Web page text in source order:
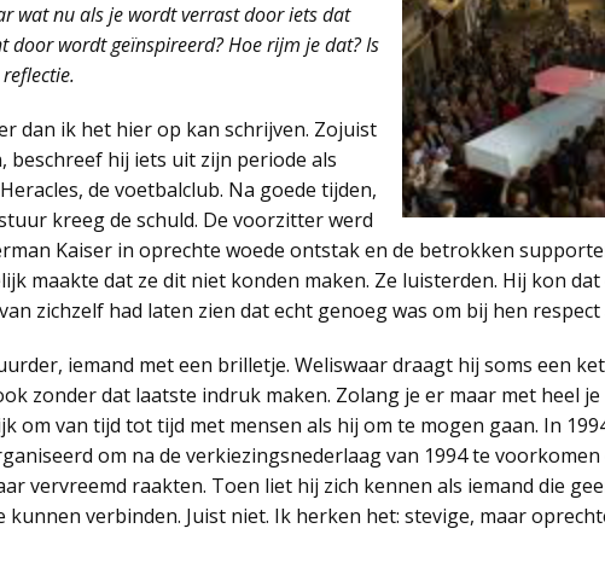
wat nu als je wordt verrast door iets dat
door wordt geïnspireerd? Hoe rijm je dat? Is
dan ik het hier op kan schrijven. Zojuist
hij iets uit zijn periode als
de voetbalclub. Na goede tijden,
kreeg de schuld. De voorzitter werd
Kaiser in oprechte woede ontstak en de betrokken
maakte dat ze dit niet konden maken. Ze luisterden. Hij kon
zichzelf had laten zien dat echt genoeg was om bij hen
iemand met een brilletje. Weliswaar draagt hij soms een
zonder dat laatste indruk maken. Zolang je er maar met heel
om van tijd tot tijd met mensen als hij om te mogen gaan. In
om na de verkiezingsnederlaag van 1994 te
vervreemd raakten. Toen liet hij zich kennen als iemand die
verbinden. Juist niet. Ik herken het: stevige, maar